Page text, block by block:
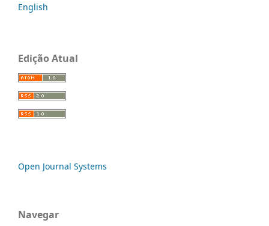
English
Edição Atual
Open Journal Systems
Navegar